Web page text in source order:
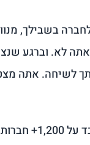
בשבילך,
לא. וברגע
לשיחה. אתה
הרשמה.